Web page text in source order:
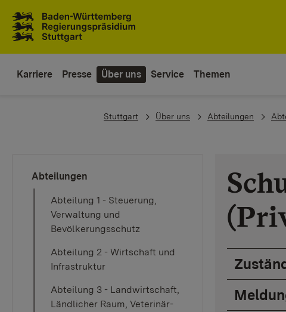
Karriere Presse Über uns Service Themen
You are here:
Stuttgart Über uns Abteilungen
Abteilungen
Abteilung 1 - Steuerung,
Verwaltung und
Bevölkerungsschutz
Abteilung 2 - Wirtschaft und
Infrastruktur
Abteilung 3 - Landwirtschaft,
Ländlicher Raum, Veterinär-